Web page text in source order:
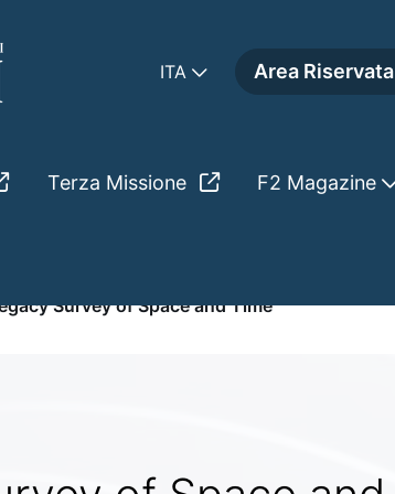
Area Riservata
ITA
Terza Missione F2 Magazine
Space and Time
Survey of Space and Time